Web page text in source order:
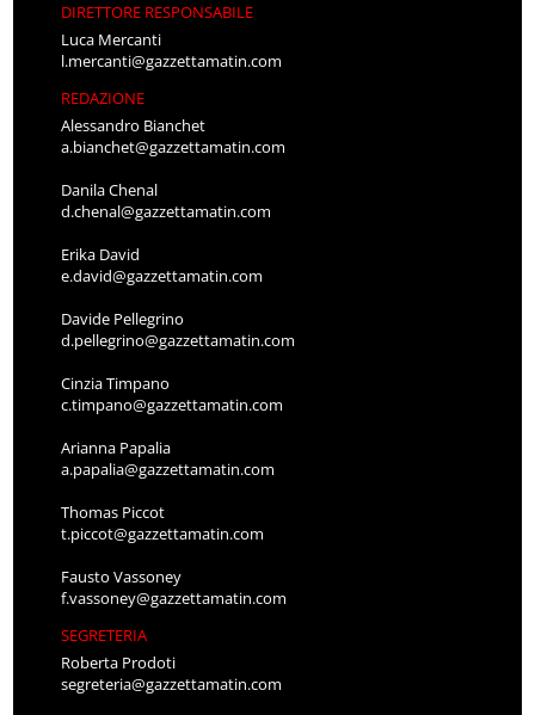
DIRETTORE RESPONSABILE
Luca Mercanti
l.mercanti@gazzettamatin.com
REDAZIONE
Alessandro Bianchet
a.bianchet@gazzettamatin.com
Danila Chenal
d.chenal@gazzettamatin.com
Erika David
e.david@gazzettamatin.com
Davide Pellegrino
d.pellegrino@gazzettamatin.com
Cinzia Timpano
c.timpano@gazzettamatin.com
Arianna Papalia
a.papalia@gazzettamatin.com
Thomas Piccot
t.piccot@gazzettamatin.com
Fausto Vassoney
f.vassoney@gazzettamatin.com
SEGRETERIA
Roberta Prodoti
segreteria@gazzettamatin.com